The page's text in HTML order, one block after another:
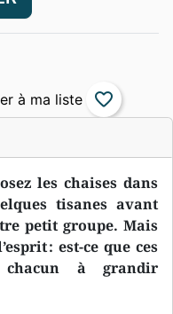
les chaises dans
tisanes avant
petit groupe. Mais
: est-ce que ces
à grandir
favorite_border